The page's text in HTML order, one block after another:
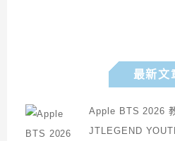
最新文
Apple BTS 2026
JTLEGEND